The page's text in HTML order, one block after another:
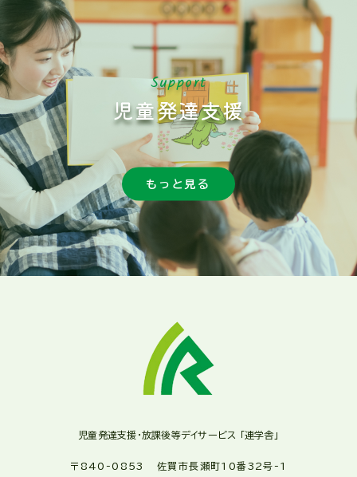
Support
児童発達支援
もっと見る
児童発達支援・放課後等デイサービス 「連学舎」
〒840-0853 佐賀市長瀬町10番32号-1